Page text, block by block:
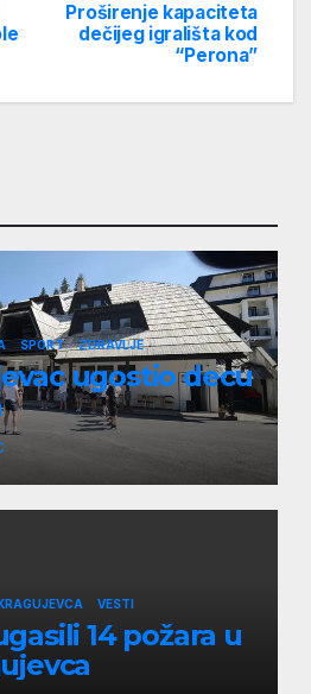
Proširenje kapaciteta
dečijeg igrališta kod
“Perona”
SPORT ZDRAVLJE
ugostio decu
VESTI
14 požara u